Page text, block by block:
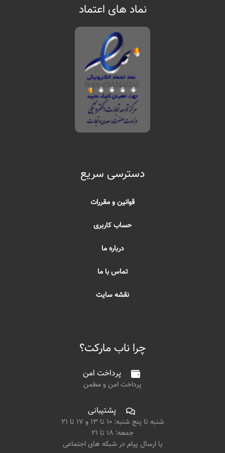
نماد های اعتماد
دسترسی سریع
قوانین و مقررات
حساب کاربری
درباره ما
تماس با ما
نقشه سایت
چرا ناب مارکت؟
پرداخت امن
پرداخت امن و مطمن
پشتیبانی
شنبه تا پنج شنبه: ۱۰ تا ۱۳ و ۱۷ تا ۲۱
جمعه: ۱۸ تا ۲۱
یا ارسال پیام در شبکه های اجتماعی